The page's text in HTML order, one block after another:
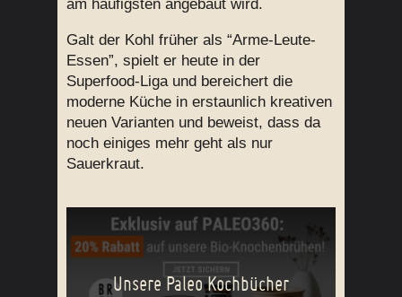
am häufigsten angebaut wird.
Galt der Kohl früher als “Arme-Leute-
Essen”, spielt er heute in der
Superfood-Liga und bereichert die
moderne Küche in erstaunlich kreativen
neuen Varianten und beweist, dass da
noch einiges mehr geht als nur
Sauerkraut.
Unsere Paleo Kochbücher